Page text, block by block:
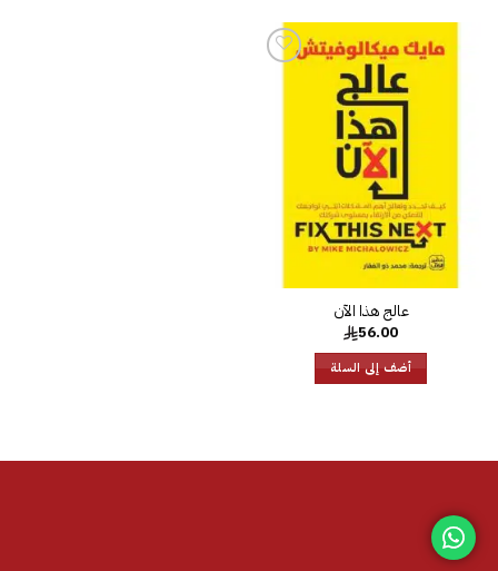
‎عالج هذا الآن‎
56.00
أضف إلى السلة